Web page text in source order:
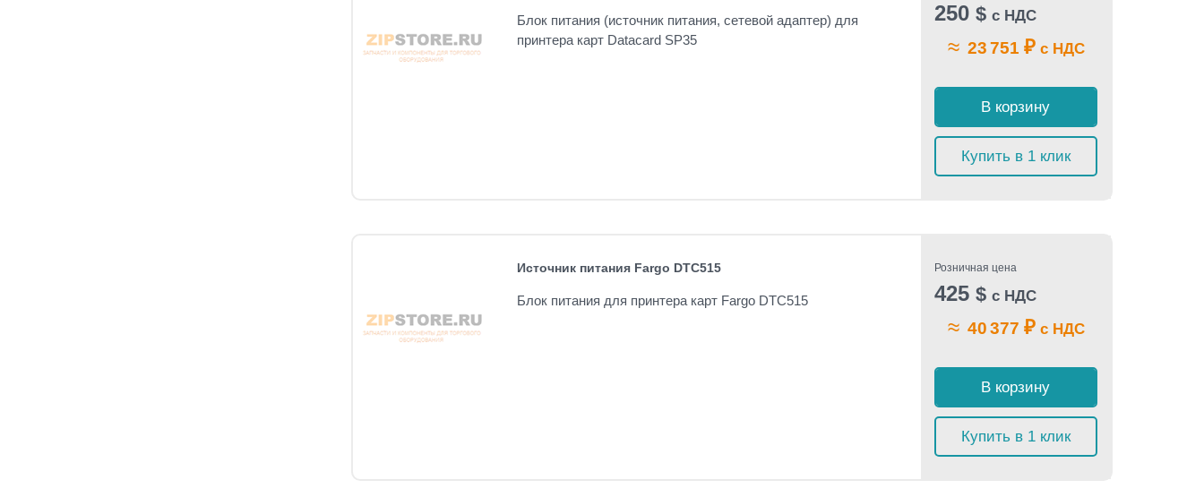
Блок питания (источник питания, сетевой адаптер) для
принтера карт Datacard SP35
250 $ с НДС
≈ 23 751 ₽с НДС
В корзину
Купить в 1 клик
Источник питания Fargo DTC515
Блок питания для принтера карт Fargo DTC515
Розничная цена
425 $ с НДС
≈ 40 377 ₽с НДС
В корзину
Купить в 1 клик